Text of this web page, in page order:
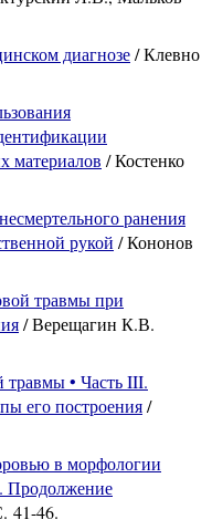
диагнозе/ Клевно
материалов / Костенко
ранения
рукой / Кононов
травмы при
/ Верещагин К.В.
травмы • Часть III.
его построения/
в морфологии
Продолжение
41-46.